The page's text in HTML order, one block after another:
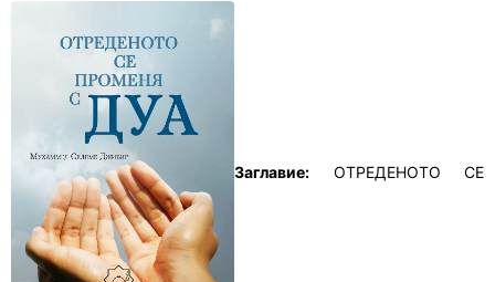
Заглавие: ОТРЕДЕНОТО СЕ